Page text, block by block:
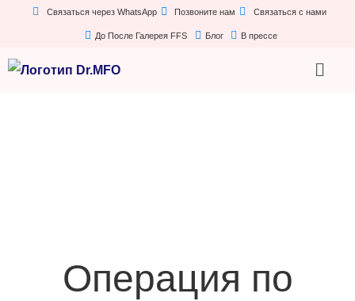
Связаться через WhatsApp Позвоните нам Связаться с нами
До После Галерея FFS Блог В прессе
Операция по